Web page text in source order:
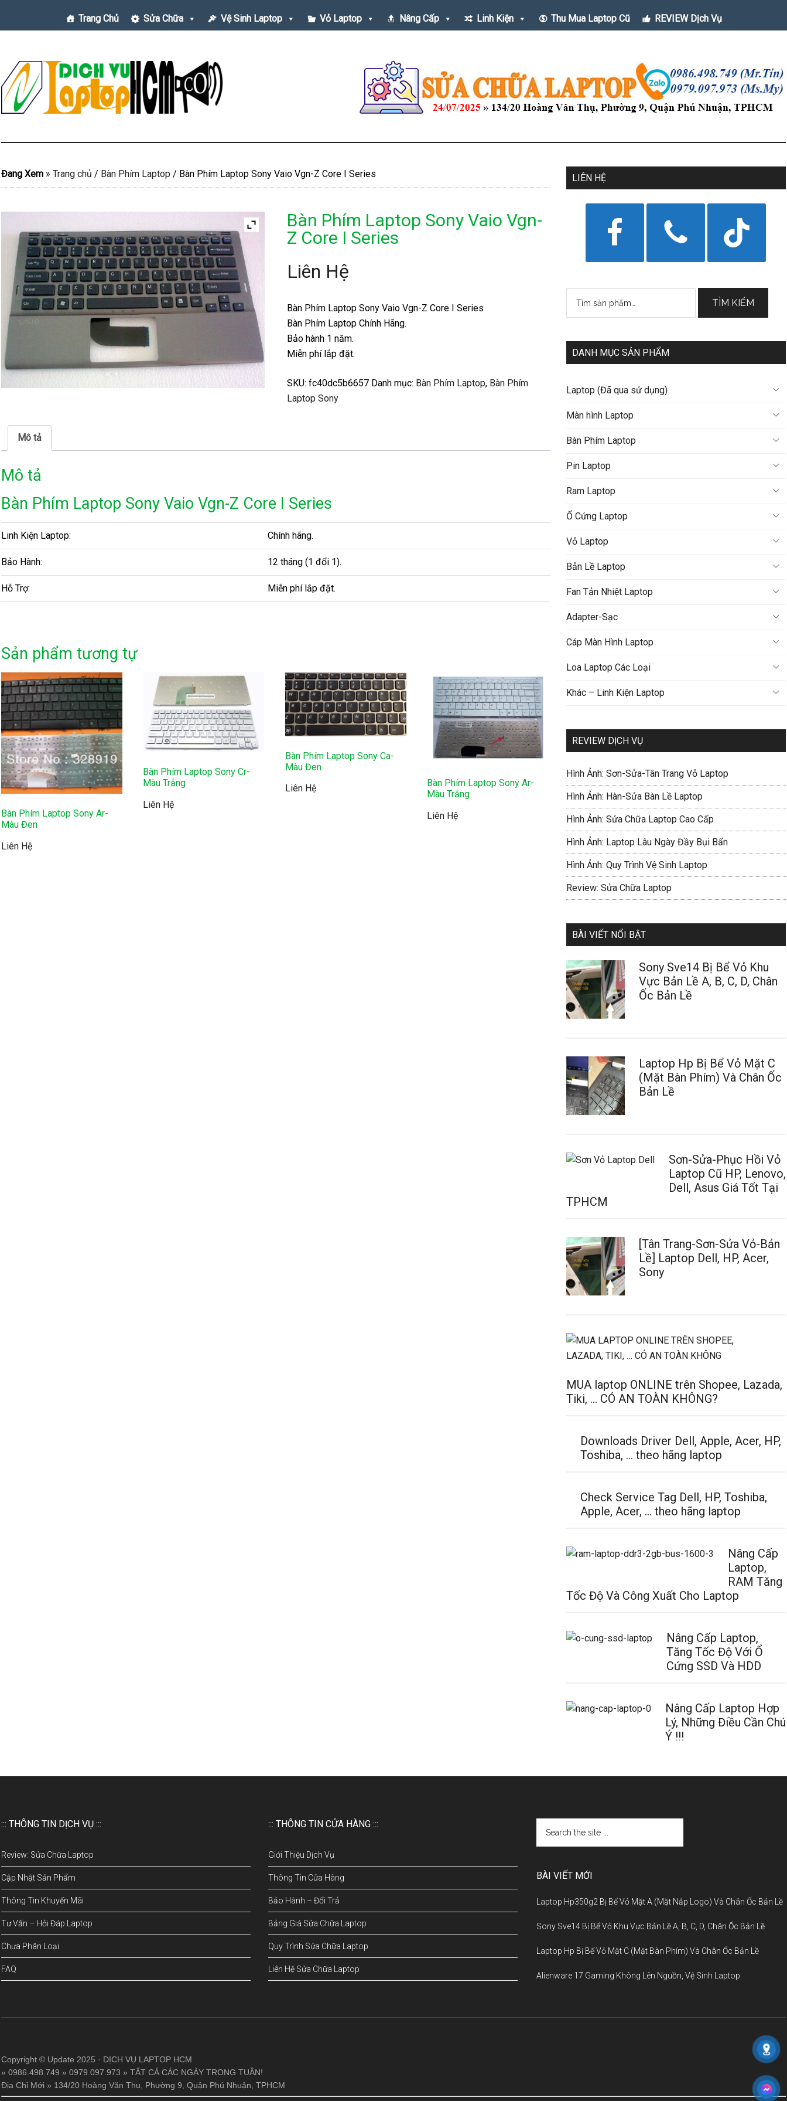
Trang Chủ Sửa Chữa Vệ Sinh Laptop Vỏ Laptop Nâng Cấp Linh Kiện Thu Mua Laptop Cũ REVIEW Dịch Vụ
Đang Xem » Trang chủ / Bàn Phím Laptop / Bàn Phím Laptop Sony Vaio Vgn-Z Core I Series
Bàn Phím Laptop Sony Vaio Vgn-
Z Core I Series
Liên Hệ
Bàn Phím Laptop Sony Vaio Vgn-Z Core I Series
Bàn Phím Laptop Chính Hãng.
Bảo hành 1 năm.
Miễn phí lắp đặt.
SKU: fc40dc5b6657 Danh mục: Bàn Phím Laptop, Bàn Phím
Laptop Sony
Mô tả
Mô tả
Bàn Phím Laptop Sony Vaio Vgn-Z Core I Series
Linh Kiện Laptop: Chính hãng.
Bảo Hành: 12 tháng (1 đổi 1).
Hỗ Trợ: Miễn phí lắp đặt.
Sản phẩm tương tự
Bàn Phím Laptop Sony Ar-
Màu Đen
Liên Hệ
Bàn Phím Laptop Sony Cr-
Màu Trắng
Liên Hệ
Bàn Phím Laptop Sony Ca-
Màu Đen
Liên Hệ
Bàn Phím Laptop Sony Ar-
Màu Trắng
Liên Hệ
LIÊN HỆ
kiếm:
TÌM KIẾM
DANH MỤC SẢN PHẨM
Laptop (Đã qua sử dụng)
Màn hình Laptop
Bàn Phím Laptop
Pin Laptop
Ram Laptop
Ổ Cứng Laptop
Vỏ Laptop
Bản Lề Laptop
Fan Tản Nhiệt Laptop
Adapter-Sạc
Cáp Màn Hình Laptop
Loa Laptop Các Loại
Khác – Linh Kiện Laptop
REVIEW DỊCH VỤ
Hình Ảnh: Sơn-Sửa-Tân Trang Vỏ Laptop
Hình Ảnh: Hàn-Sửa Bàn Lề Laptop
Hình Ảnh: Sửa Chữa Laptop Cao Cấp
Hình Ảnh: Laptop Lâu Ngày Đầy Bụi Bẩn
Hình Ảnh: Quy Trình Vệ Sinh Laptop
Review: Sửa Chữa Laptop
BÀI VIẾT NỔI BẬT
Sony Sve14 Bị Bể Vỏ Khu
Vực Bản Lề A, B, C, D, Chân
Ốc Bản Lề
Laptop Hp Bị Bể Vỏ Mặt C
(Mặt Bàn Phím) Và Chân Ốc
Bản Lề
Sơn-Sửa-Phục Hồi Vỏ
Laptop Cũ HP, Lenovo,
Dell, Asus Giá Tốt Tại
TPHCM
[Tân Trang-Sơn-Sửa Vỏ-Bản
Lề] Laptop Dell, HP, Acer,
Sony
MUA laptop ONLINE trên Shopee, Lazada,
Tiki, … CÓ AN TOÀN KHÔNG?
Downloads Driver Dell, Apple, Acer, HP,
Toshiba, … theo hãng laptop
Check Service Tag Dell, HP, Toshiba,
Apple, Acer, … theo hãng laptop
Nâng Cấp
Laptop,
RAM Tăng
Tốc Độ Và Công Xuất Cho Laptop
Nâng Cấp Laptop,
Tăng Tốc Độ Với Ổ
Cứng SSD Và HDD
Nâng Cấp Laptop Hợp
Lý, Những Điều Cần Chú
Ý !!!
::: THÔNG TIN DỊCH VỤ :::
Review: Sửa Chữa Laptop
Cập Nhật Sản Phẩm
Thông Tin Khuyến Mãi
Tư Vấn – Hỏi Đáp Laptop
Chưa Phân Loại
FAQ
::: THÔNG TIN CỬA HÀNG :::
Giới Thiệu Dịch Vụ
Thông Tin Cửa Hàng
Bảo Hành – Đổi Trả
Bảng Giá Sửa Chữa Laptop
Quy Trình Sửa Chữa Laptop
Liên Hệ Sửa Chữa Laptop
BÀI VIẾT MỚI
Laptop Hp350g2 Bị Bể Vỏ Mặt A (Mặt Nắp Logo) Và Chân Ốc Bản Lề
Sony Sve14 Bị Bể Vỏ Khu Vực Bản Lề A, B, C, D, Chân Ốc Bản Lề
Laptop Hp Bị Bể Vỏ Mặt C (Mặt Bàn Phím) Và Chân Ốc Bản Lề
Alienware 17 Gaming Không Lên Nguồn, Vệ Sinh Laptop
Copyright © Update 2025 · DỊCH VỤ LAPTOP HCM
» 0986.498.749 » 0979.097.973 » TẤT CẢ CÁC NGÀY TRONG TUẦN!
Địa Chỉ Mới » 134/20 Hoàng Văn Thụ, Phường 9, Quận Phú Nhuận, TPHCM